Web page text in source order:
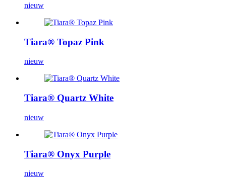
nieuw
Tiara® Topaz Pink
nieuw
Tiara® Quartz White
nieuw
Tiara® Onyx Purple
nieuw